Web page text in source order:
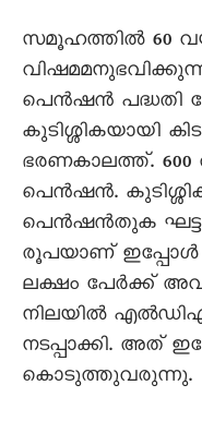
സമൂഹത്തിൽ 60
പെൻഷൻ പദ്ധതി
കുടിശ്ശികയായി
ഭരണകാലത്ത്.
പെൻഷൻ.
പെൻഷൻതുക ഘട്ടം
രൂപയാണ്
ലക്ഷം പേർക്ക്
നിലയിൽ
നടപ്പാക്കി. അത്
കൊടുത്തുവരുന്നു.